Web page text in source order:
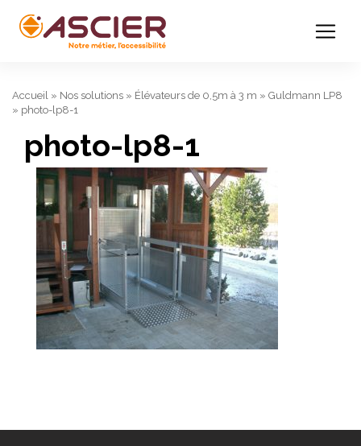
Accueil » Nos solutions » Élévateurs de 0,5m à 3 m » Guldmann LP8
» photo-lp8-1
photo-lp8-1